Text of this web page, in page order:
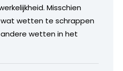
Misschien
wetten te schrappen
wetten in het